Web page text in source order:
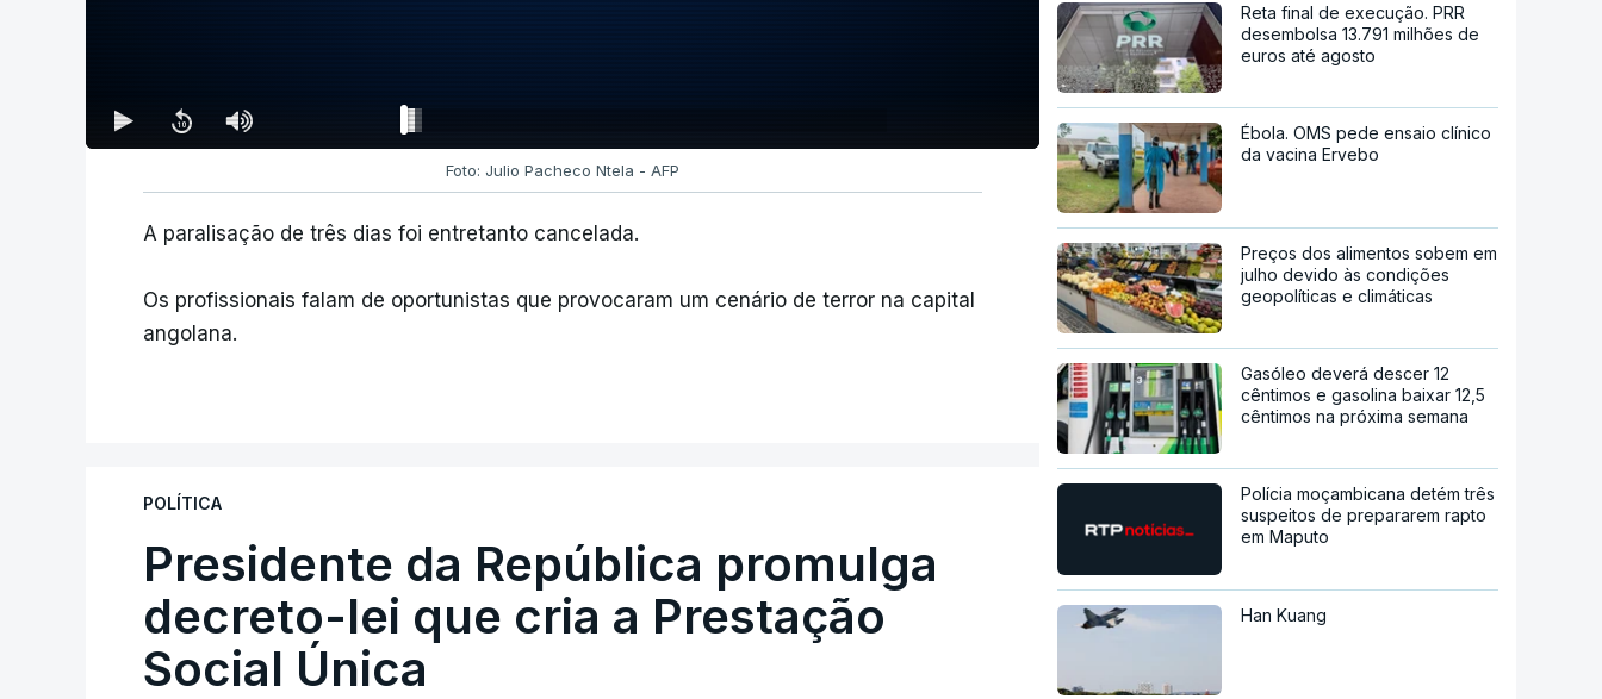
Foto: Julio Pacheco Ntela - AFP
A paralisação de três dias foi entretanto cancelada.
Os profissionais falam de oportunistas que provocaram um cenário de terror na capital
angolana.
POLÍTICA
Presidente da República promulga
decreto-lei que cria a Prestação
Social Única
Reta final de execução. PRR
desembolsa 13.791 milhões de
euros até agosto
Ébola. OMS pede ensaio clínico
da vacina Ervebo
Preços dos alimentos sobem em
julho devido às condições
geopolíticas e climáticas
Gasóleo deverá descer 12
cêntimos e gasolina baixar 12,5
cêntimos na próxima semana
Polícia moçambicana detém três
suspeitos de prepararem rapto
em Maputo
Han Kuang